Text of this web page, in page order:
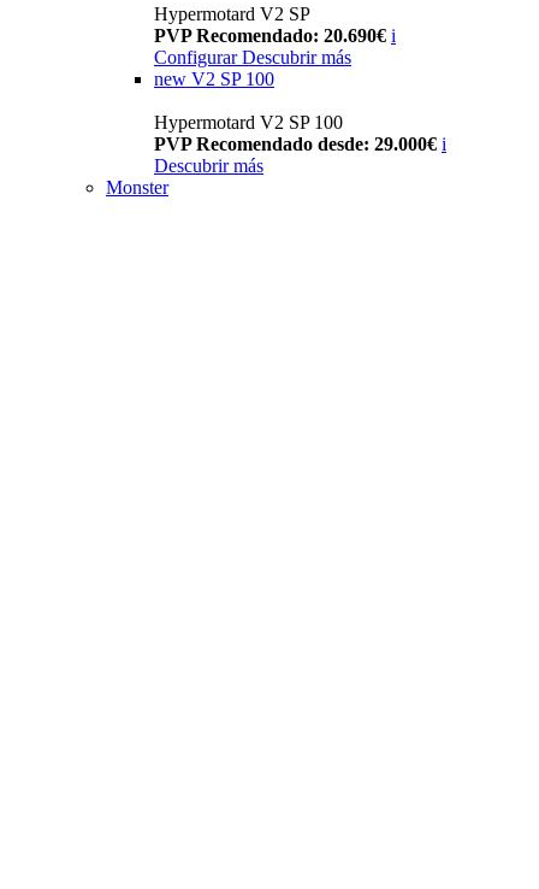
Hypermotard V2 SP
PVP Recomendado: 20.690€ i
Configurar Descubrir más
new V2 SP 100
Hypermotard V2 SP 100
PVP Recomendado desde: 29.000€ i
Descubrir más
Monster